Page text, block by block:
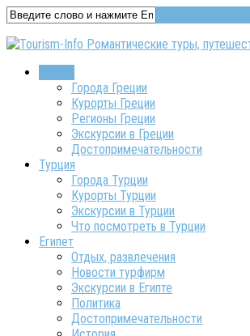
Города Греции
Курорты Греции
Регионы Греции
Экскурсии в Греции
Достопримечательности
Турция
Города Турции
Курорты Турции
Экскурсии в Турции
Что посмотреть в Турции
Египет
Отдых, развлечения
Новости турфирм
Экскурсии в Египте
Политика
Достопримечательности